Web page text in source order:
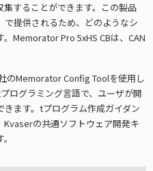
することができます。この製品
提供されるため、どのようなシ
Memorator Pro 5xHS CBは、CAN
のMemorator Config Toolを使用し
ログラミング言語で、ユーザが開
ます。tプログラム作成ガイダン
の共通ソフトウェア開発キ